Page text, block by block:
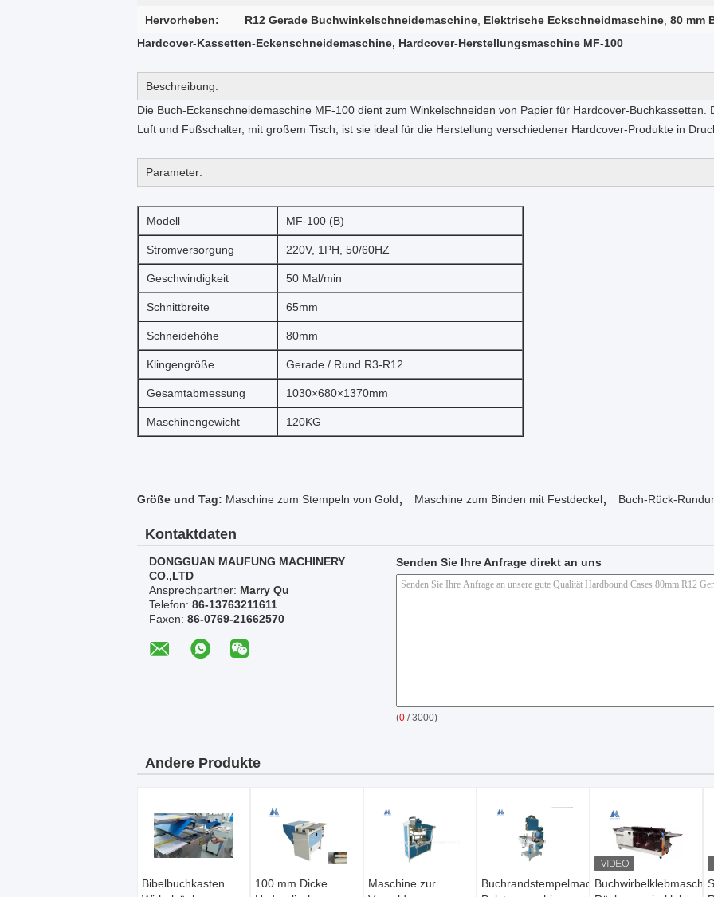
Hervorheben: R12 Gerade Buchwinkelschneidemaschine Elektrische Eckschneidmaschine 80 mm
Hardcover-Kassetten-Eckenschneidemaschine, Hardcover-Herstellungsmaschine MF-100
Beschreibung:
Die Buch-Eckenschneidemaschine MF-100 dient zum Winkelschneiden von Papier für Hardcover-
Luft und Fußschalter, mit großem Tisch, ist sie ideal für die Herstellung verschiedener Hardcover-Produkte in
Parameter:
Modell MF-100 (B)
Stromversorgung 220V, 1PH, 50/60HZ
Geschwindigkeit 50 Mal/min
Schnittbreite 65mm
Schneidehöhe 80mm
Klingengröße Gerade / Rund R3-R12
Gesamtabmessung 1030×680×1370mm
Maschinengewicht 120KG
Größe und Tag: Maschine zum Stempeln von Gold, Maschine zum Binden mit Festdeckel, Buch-Rück-
Kontaktdaten
DONGGUAN MAUFUNG MACHINERY
CO.,LTD
Ansprechpartner: Marry Qu
Telefon: 86-13763211611
Faxen: 86-0769-21662570
Senden Sie Ihre Anfrage direkt an uns
(0 / 3000)
Andere Produkte
Bibelbuchkasten
100 mm Dicke
Maschine zur
Buchrandstempelmachine